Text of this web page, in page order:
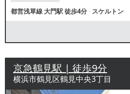
都営浅草線 大門駅徒歩4分 スケルトン
京急鶴見駅 | 徒歩9分
横浜市鶴見区鶴見中央3丁目